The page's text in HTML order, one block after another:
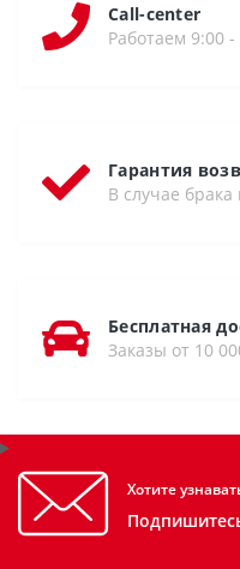
Call-center
Работаем 9:00
Гарантия
В случае
Бесплатная
Заказы от 10
Хотите